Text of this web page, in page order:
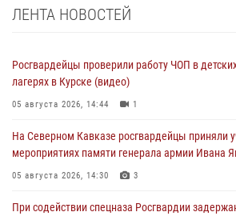
ЛЕНТА НОВОСТЕЙ
Росгвардейцы проверили работу ЧОП в
лагерях в Курске (видео)
05 августа 2026, 14:44 1
На Северном Кавказе росгвардейцы приняли
мероприятиях памяти генерала армии Ивана
05 августа 2026, 14:30 3
При содействии спецназа Росгвардии